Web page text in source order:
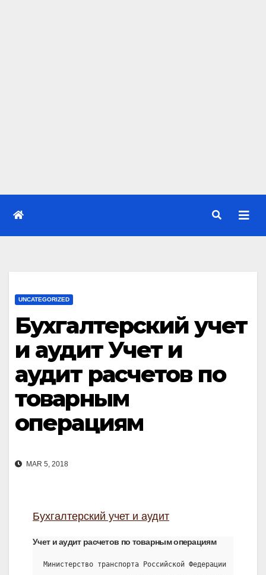
UNCATEGORIZED
Бухгалтерский учет
и аудит Учет и
аудит расчетов по
товарным
операциям
MAR 5, 2018
Бухгалтерский учет и аудит
Учет и аудит расчетов по товарным операциям
Министерство транспорта Российской Федерации